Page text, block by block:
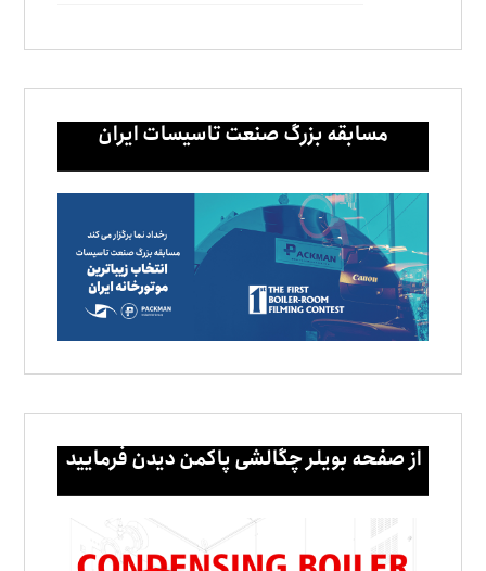
مسابقه بزرگ صنعت تاسیسات ایران
از صفحه بویلر چگالشی پاکمن دیدن فرمایید